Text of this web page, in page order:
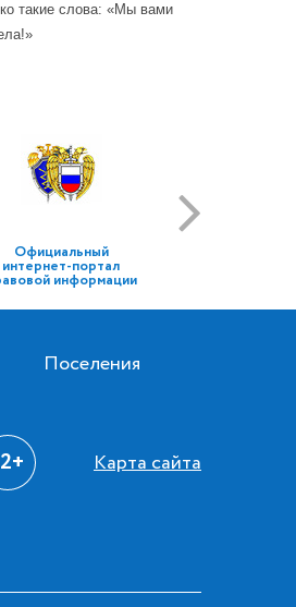
такие слова: «Мы вами
Официальный
интернет-портал
информации
Поселения
Карта сайта